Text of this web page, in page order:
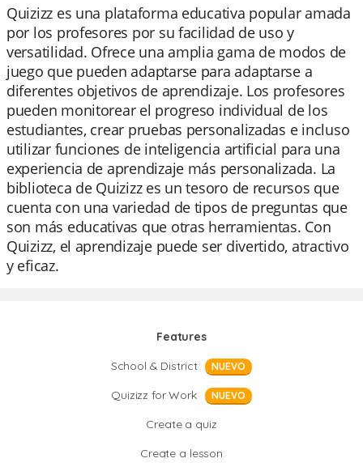
Quizizz es una plataforma educativa popular amada
por los profesores por su facilidad de uso y
versatilidad. Ofrece una amplia gama de modos de
juego que pueden adaptarse para adaptarse a
diferentes objetivos de aprendizaje. Los profesores
pueden monitorear el progreso individual de los
estudiantes, crear pruebas personalizadas e incluso
utilizar funciones de inteligencia artificial para una
experiencia de aprendizaje más personalizada. La
biblioteca de Quizizz es un tesoro de recursos que
cuenta con una variedad de tipos de preguntas que
son más educativas que otras herramientas. Con
Quizizz, el aprendizaje puede ser divertido, atractivo
y eficaz.
Features
School & District
NUEVO
Quizizz for Work NUEVO
Create a quiz
Create a lesson